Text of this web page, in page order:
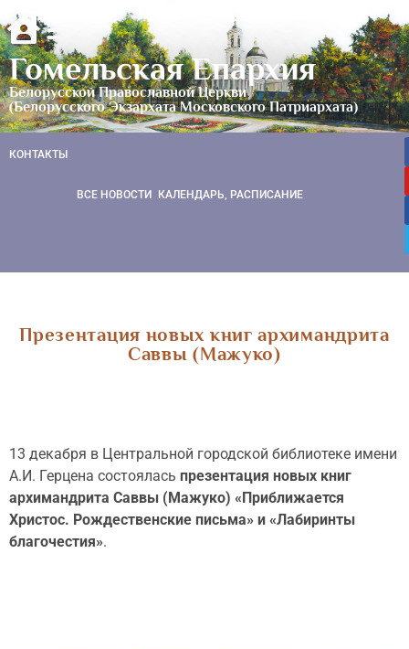
Гомельская Епархия
Белорусской Православной Церкви
(Белорусского Экзархата Московского Патриархата)
КОНТАКТЫ
ВСЕ НОВОСТИ КАЛЕНДАРЬ, РАСПИСАНИЕ
Презентация новых книг архимандрита
Саввы (Мажуко)
13 декабря в Центральной городской библиотеке имени
А.И. Герцена состоялась презентация новых книг
архимандрита Саввы (Мажуко) «Приближается
Христос. Рождественские письма» и «Лабиринты
благочестия».